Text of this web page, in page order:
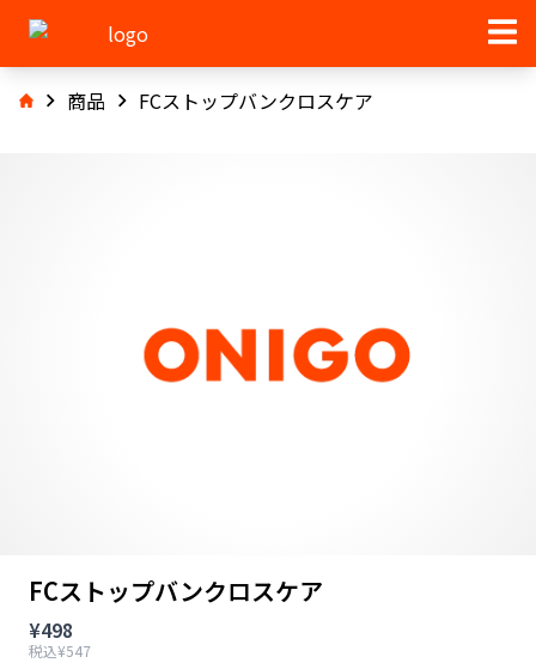
商品 FCストップバンクロスケア
FCストップバンクロスケア
¥498
税込¥547